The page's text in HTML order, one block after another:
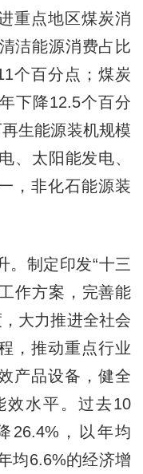
重点地区煤炭消
洁能源消费占比
个百分点；煤炭
下降12.5个百分
生能源装机规模
、太阳能发电、
，非化石能源装
制定印发“十三
作方案，完善能
大力推进全社会
，推动重点行业
产品设备，健全
效水平。过去10
26.4%，以年均
均6.6%的经济增